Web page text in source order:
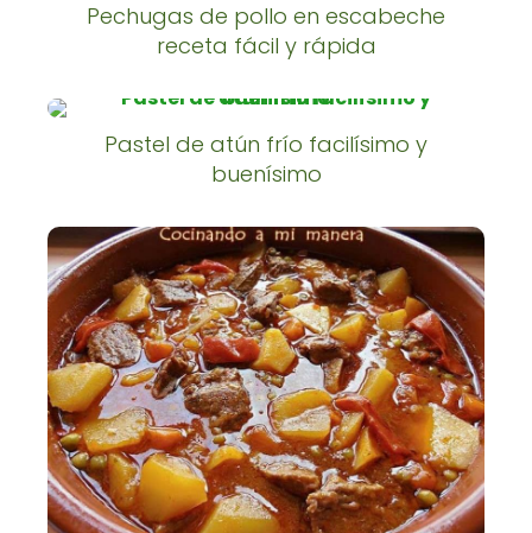
Pechugas de pollo en escabeche
receta fácil y rápida
Pastel de atún frío facilísimo y
buenísimo